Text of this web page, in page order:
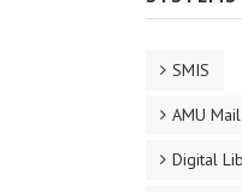
SMIS
AMU Mail
Digital